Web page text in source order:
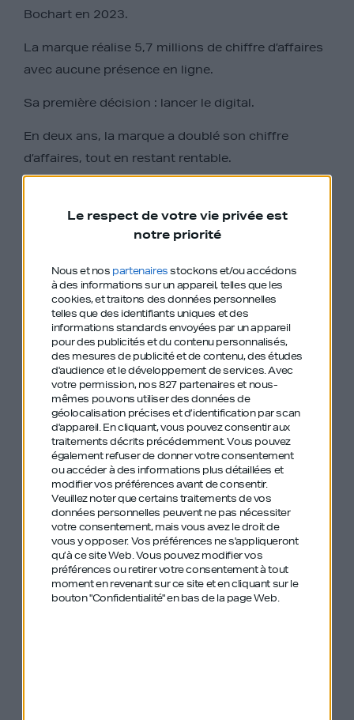
Le respect de votre vie privée est
notre priorité
Nous et nos partenairesstockons et/ou accédons
à des informations sur un appareil, telles que les
cookies, et traitons des données personnelles
telles que des identifiants uniques et des
informations standards envoyées par un appareil
pour des publicités et du contenu personnalisés,
des mesures de publicité et de contenu, des études
d'audience et le développement de services.Avec
votre permission, nos 827 partenaires et nous-
mêmes pouvons utiliser des données de
géolocalisation précises et d’identification par scan
d'appareil. En cliquant, vous pouvez consentir aux
traitements décrits précédemment. Vous pouvez
également refuser de donner votre consentement
ou accéder à des informations plus détaillées et
modifier vos préférences avant de consentir.
Veuillez noter que certains traitements de vos
données personnelles peuvent ne pas nécessiter
votre consentement, mais vous avez le droit de
vous y opposer. Vos préférences ne s'appliqueront
qu’à ce site Web. Vous pouvez modifier vos
préférences ou retirer votre consentement à tout
moment en revenant sur ce site et en cliquant sur le
bouton "Confidentialité" en bas de la page Web.
Bochart en 2023.
La marque réalise 5,7 millions de chiffre d’affaires
avec aucune présence en ligne.
Sa première décision : lancer le digital.
En deux ans, la marque a doublé son chiffre
d’affaires, tout en restant rentable.
dessous d’une stratégie de digitalisation bien
rodée, fondée sur la qualité des produits et de
Les anciens
épisodes de GDIY
mentionnés :
#4 – Bruno Lévêque – Le codeur fou qui a
lancé Prestashop !
#483 – Carlos Ghosn – Out of the box :
masterclass business de l’évadé du siècle